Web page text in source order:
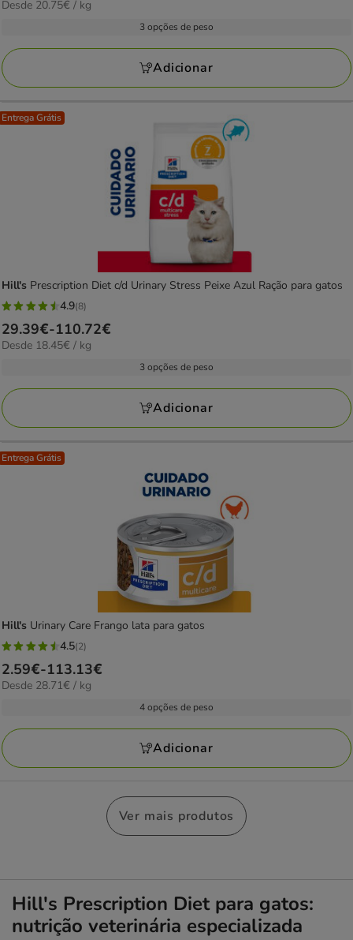
de
89.87€
20.75€
Desde 20.75€ / kg
3 opções de peso
Adicionar
Entrega Grátis
Hill's Prescription Diet c/d Urinary Stress Peixe Azul Ração para gatos
4.9
estrelas
com
avaliações
4.9(8)
Preço
de
110.72€
29.39€-110.72€
18.45€
Desde 18.45€ / kg
3 opções de peso
Adicionar
Entrega Grátis
Hill's Urinary Care Frango lata para gatos
4.5
estrelas
com
avaliações
4.5(2)
Preço
de
113.13€
2.59€-113.13€
28.71€
Desde 28.71€ / kg
4 opções de peso
Adicionar
Ver mais produtos
Hill's Prescription Diet para gatos:
nutrição veterinária especializada